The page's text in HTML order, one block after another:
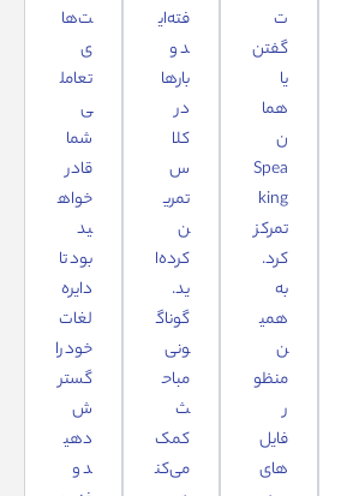
ت
گفتن
یا
هما
ن
Spea
king
تمرکز
کرد.
به
همی
ن
منظو
ر
فایل‌
های
فته‌ای
د و
بارها
در
کلا
س
تمری
ن
کرده‌ا
ید.
گوناگ
ونی
مباح
ث
کمک
می‌کن
ت‌ها
ی
تعامل
ی
شما
قادر
خواه
ید
بود تا
دایره
لغات
خود را
گستر
ش
دهی
د و